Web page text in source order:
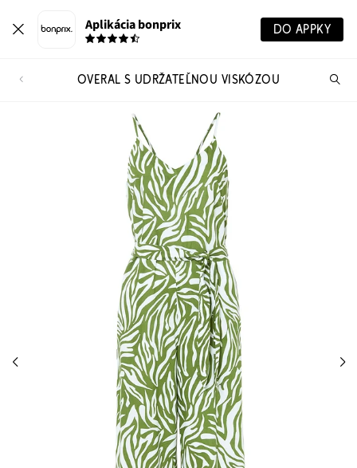
Aplikácia bonprix DO APPKY
OVERAL S UDRŽATEĽNOU VISKÓZOU